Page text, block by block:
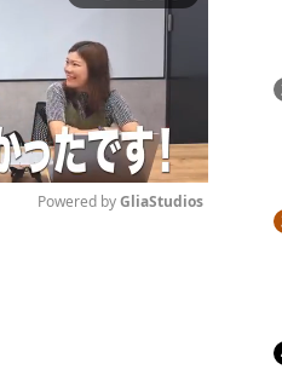
Powered by GliaStudios